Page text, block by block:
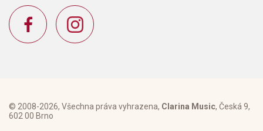
© 2008-2026, Všechna práva vyhrazena, Clarina Music, Česká 9,
602 00 Brno